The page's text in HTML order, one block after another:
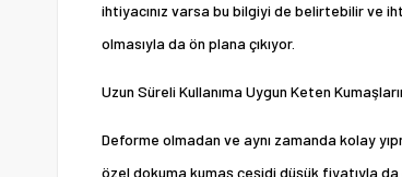
ihtiyacınız varsa bu bilgiyi de belirtebilir ve
olmasıyla da ön plana çıkıyor.
Uzun Süreli Kullanıma Uygun Keten
Deforme olmadan ve aynı zamanda kolay
özel dokuma kumaş çeşidi düşük fiyatıyla